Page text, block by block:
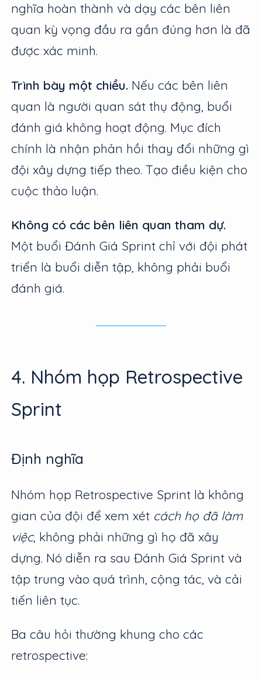
nghĩa hoàn thành và dạy các bên liên
quan kỳ vọng đầu ra gần đúng hơn là đã
được xác minh.
Trình bày một chiều. Nếu các bên liên
quan là người quan sát thụ động, buổi
đánh giá không hoạt động. Mục đích
chính là nhận phản hồi thay đổi những gì
đội xây dựng tiếp theo. Tạo điều kiện cho
cuộc thảo luận.
Không có các bên liên quan tham dự.
Một buổi Đánh Giá Sprint chỉ với đội phát
triển là buổi diễn tập, không phải buổi
đánh giá.
4. Nhóm họp Retrospective
Sprint
Định nghĩa
Nhóm họp Retrospective Sprint là không
gian của đội để xem xét cách họ đã làm
việc, không phải những gì họ đã xây
dựng. Nó diễn ra sau Đánh Giá Sprint và
tập trung vào quá trình, cộng tác, và cải
tiến liên tục.
Ba câu hỏi thường khung cho các
retrospective: